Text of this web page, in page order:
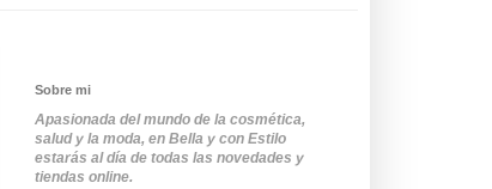
Sobre mi
Apasionada del mundo de la cosmética,
salud y la moda, en Bella y con Estilo
estarás al día de todas las novedades y
tiendas online.